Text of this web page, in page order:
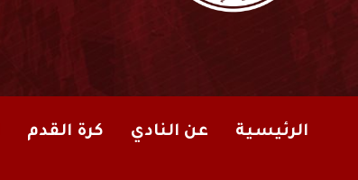
الرئيسية عن النادي كرة القدم